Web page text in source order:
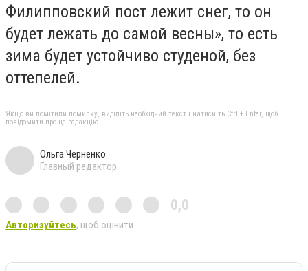
Филипповский пост лежит снег, то он
будет лежать до самой весны», то есть
зима будет устойчиво студеной, без
оттепелей.
Якщо ви помітили помилку, виділіть необхідний текст і натисніть Ctrl + Enter, щоб
повідомити про це редакцію
Ольга Черненко
Главный редактор
0,0
Авторизуйтесь, щоб оцінити